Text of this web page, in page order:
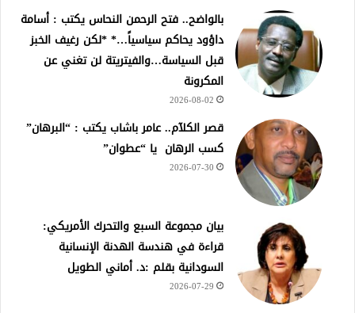
بالواضح.. فتح الرحمن النحاس يكتب : أسامة
داؤود يحاكم سياسياً…* *لكن رغيف الخبز
قبل السياسة…والفيتريتة لن تغني عن
المكرونة
2026-08-02
قصر الكلآم.. عامر باشاب يكتب : “البرهان”
كسب الرهان يا “عطوان”
2026-07-30
بيان مجموعة السبع والتحرك الأمريكي:
قراءة في هندسة الهدنة الإنسانية
السودانية بقلم :د. أماني الطويل
2026-07-29